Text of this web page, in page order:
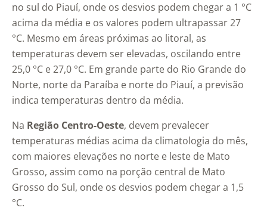
no sul do Piauí, onde os desvios podem chegar a 1 °C
acima da média e os valores podem ultrapassar 27
°C. Mesmo em áreas próximas ao litoral, as
temperaturas devem ser elevadas, oscilando entre
25,0 °C e 27,0 °C. Em grande parte do Rio Grande do
Norte, norte da Paraíba e norte do Piauí, a previsão
indica temperaturas dentro da média.
Na Região Centro-Oeste, devem prevalecer
temperaturas médias acima da climatologia do mês,
com maiores elevações no norte e leste de Mato
Grosso, assim como na porção central de Mato
Grosso do Sul, onde os desvios podem chegar a 1,5
°C.